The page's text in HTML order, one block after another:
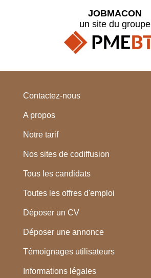
JOBMACON
un site du groupe
Contactez-nous
A propos
Notre tarif
Nos sites de codiffusion
Tous les candidats
Toutes les offres d'emploi
Déposer un CV
Déposer une annonce
Témoignages utilisateurs
Informations légales